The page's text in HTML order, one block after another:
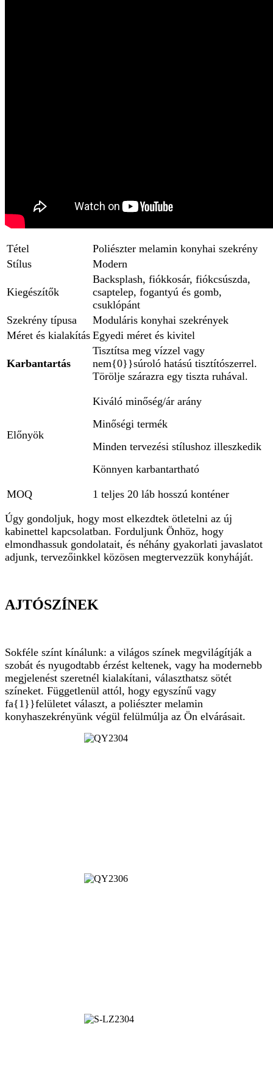
Tétel
Poliészter melamin konyhai szekrény
Stílus
Modern
Kiegészítők
Backsplash, fiókkosár, fiókcsúszda,
csaptelep, fogantyú és gomb,
csuklópánt
Szekrény típusa
Moduláris konyhai szekrények
Méret és kialakítás Egyedi méret és kivitel
Karbantartás
Tisztítsa meg vízzel vagy
nem{0}}súroló hatású tisztítószerrel.
Törölje szárazra egy tiszta ruhával.
Előnyök
Kiváló minőség/ár arány
Minőségi termék
Minden tervezési stílushoz illeszkedik
Könnyen karbantartható
MOQ
1 teljes 20 láb hosszú konténer
Úgy gondoljuk, hogy most elkezdtek ötletelni az új
kabinettel kapcsolatban. Forduljunk Önhöz, hogy
elmondhassuk gondolatait, és néhány gyakorlati javaslatot
adjunk, tervezőinkkel közösen megtervezzük konyháját.
AJTÓSZÍNEK
Sokféle színt kínálunk: a világos színek megvilágítják a
szobát és nyugodtabb érzést keltenek, vagy ha modernebb
megjelenést szeretnél kialakítani, választhatsz sötét
színeket. Függetlenül attól, hogy egyszínű vagy
fa{1}}felületet választ, a poliészter melamin
konyhaszekrényünk végül felülmúlja az Ön elvárásait.